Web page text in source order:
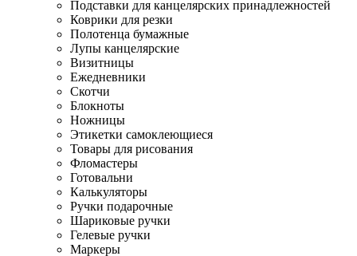
Подставки для канцелярских принадлежностей
Коврики для резки
Полотенца бумажные
Лупы канцелярские
Визитницы
Ежедневники
Скотчи
Блокноты
Ножницы
Этикетки самоклеющиеся
Товары для рисования
Фломастеры
Готовальни
Калькуляторы
Ручки подарочные
Шариковые ручки
Гелевые ручки
Маркеры